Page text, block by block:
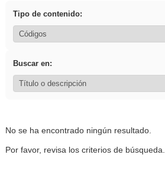
Tipo de contenido:
Buscar en:
No se ha encontrado ningún resultado.
Por favor, revisa los criterios de búsqueda.